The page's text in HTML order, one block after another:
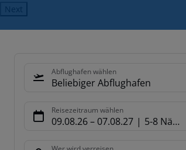
Next
Abflughafen wählen
Beliebiger Abflughafen
Reisezeitraum wählen
09.08.26– 07.08.27 5-8 Nächte